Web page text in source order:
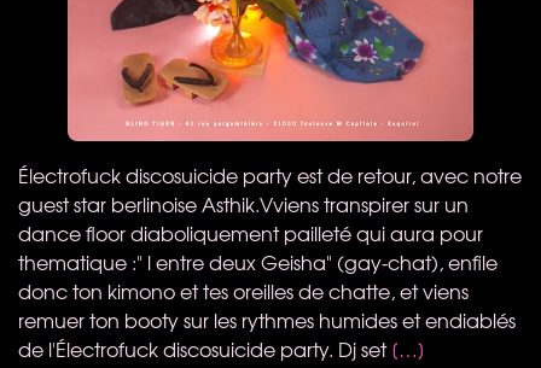
Électrofuck discosuicide party est de retour, avec notre
guest star berlinoise Asthik.Vviens transpirer sur un
dance floor diaboliquement pailleté qui aura pour
thematique :" l entre deux Geisha" (gay-chat), enfile
donc ton kimono et tes oreilles de chatte, et viens
remuer ton booty sur les rythmes humides et endiablés
de l'Électrofuck discosuicide party. Dj set[…]